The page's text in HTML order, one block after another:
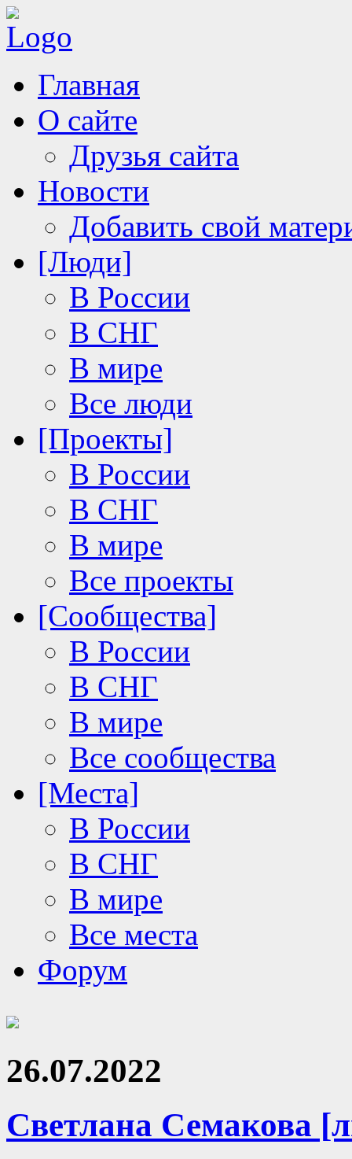
Главная
О сайте
Друзья сайта
Новости
Добавить свой
[Люди]
В России
В СНГ
В мире
Все люди
[Проекты]
В России
В СНГ
В мире
Все проекты
[Сообщества]
В России
В СНГ
В мире
Все сообщества
[Места]
В России
В СНГ
В мире
Все места
Форум
26.07.2022
Светлана Семакова